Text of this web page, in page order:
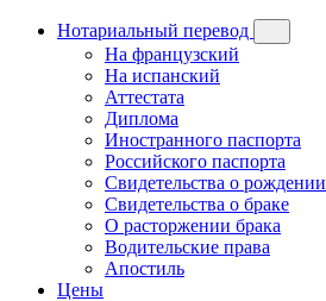
Нотариальный перевод
На французский
На испанский
Аттестата
Диплома
Иностранного паспорта
Российского паспорта
Свидетельства о рождении
Свидетельства о браке
О расторжении брака
Водительские права
Апостиль
Цены